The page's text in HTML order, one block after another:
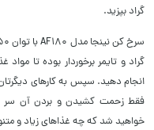
گراد بپزید.
گراد و تایمر برخوردار بوده تا
انجام دهید. سپس به کارهای
فقط زحمت کشیدن و بردن آن سر
خواهید شد که چه غذاهای زیاد و